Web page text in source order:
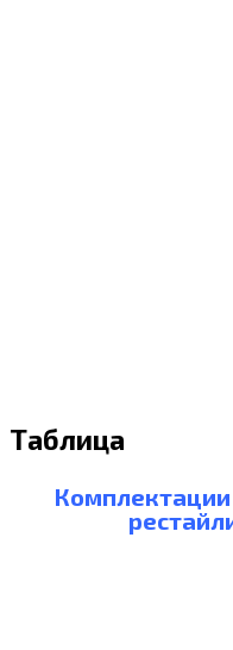
Таблица
Комплектации